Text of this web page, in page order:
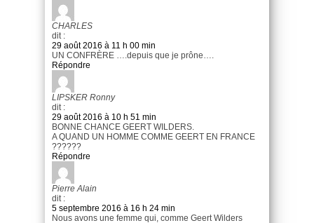
CHARLES
dit :
29 août 2016 à 11 h 00 min
UN CONFRÈRE ….depuis que je prône….
Répondre
LIPSKER Ronny
dit :
29 août 2016 à 10 h 51 min
BONNE CHANCE GEERT WILDERS.
A QUAND UN HOMME COMME GEERT EN FRANCE
??????
Répondre
Pierre Alain
dit :
5 septembre 2016 à 16 h 24 min
Nous avons une femme qui, comme Geert Wilders